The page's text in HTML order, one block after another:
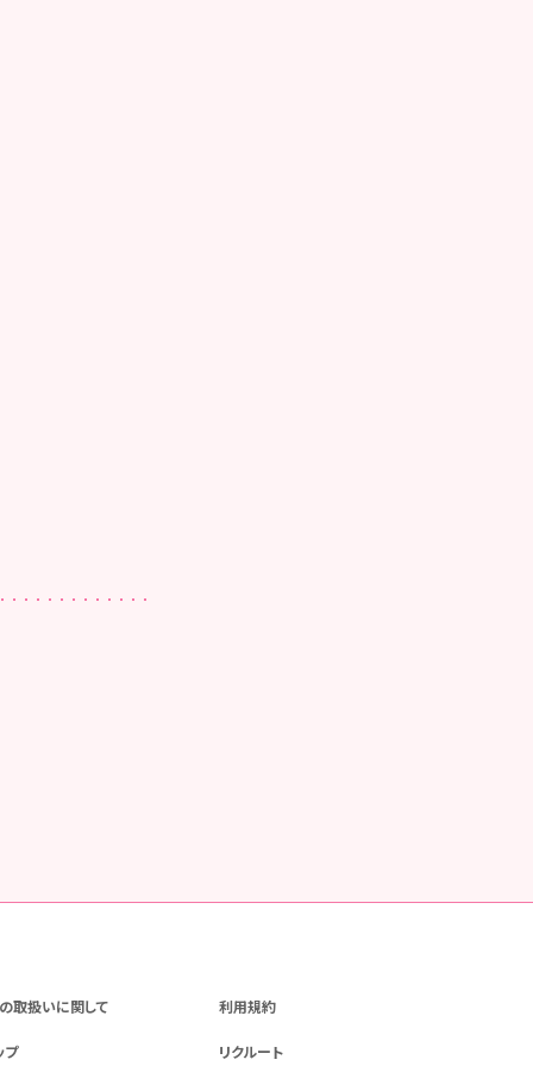
取扱いに関して 利用規約
プ リクルート